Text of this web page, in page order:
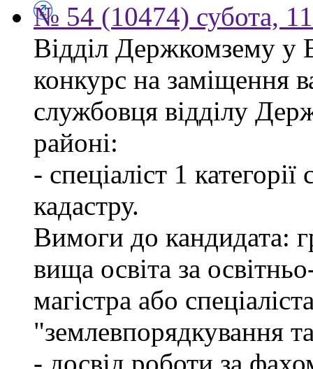
№ 54 (10474) субота,
Відділ Держкомзему у
конкурс на заміщення
службовця відділу
районі:
- спеціаліст 1
кадастру.
Вимоги до кандидата:
вища освіта за
магістра або
"землевпорядкування
- досвід роботи за